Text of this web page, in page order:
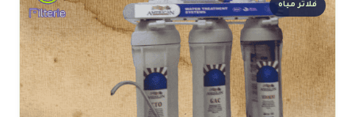
فلاتر مياه